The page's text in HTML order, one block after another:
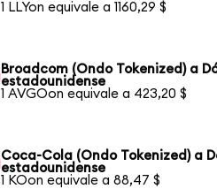
1 LLYon equivale a 1160,29 $
Broadcom (Ondo Tokenized) a
estadounidense
1 AVGOon equivale a 423,20 $
Coca-Cola (Ondo Tokenized) a
estadounidense
1 KOon equivale a 88,47 $